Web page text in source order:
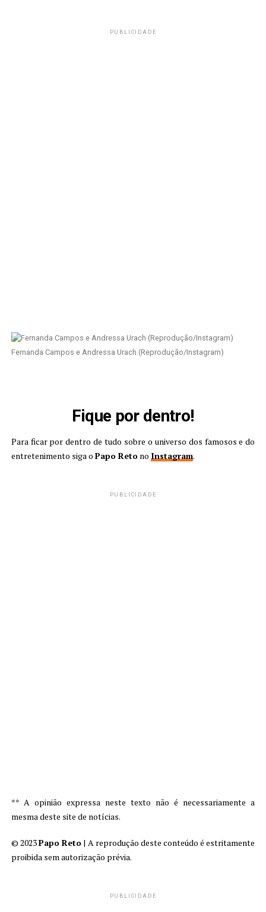
PUBLICIDADE
Fernanda Campos e Andressa Urach (Reprodução/Instagram)
Fique por dentro!
Para ficar por dentro de tudo sobre o universo dos famosos e do
entretenimento siga o Papo Retono Instagram.
PUBLICIDADE
** A opinião expressa neste texto não é necessariamente a
mesma deste site de notícias.
© 2023Papo Reto | A reprodução deste conteúdo é estritamente
proibida sem autorização prévia.
PUBLICIDADE